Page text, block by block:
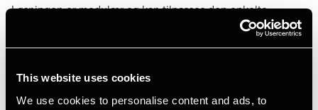
This website uses cookies
We use cookies to personalise content and ads, to
Løsningen er modulær og kan tilpasses den enkelte
kommunes behov. I kan anvende Den Mellemkommunale
vokse i takt med jeres behov, uden at I skal starte forfra.